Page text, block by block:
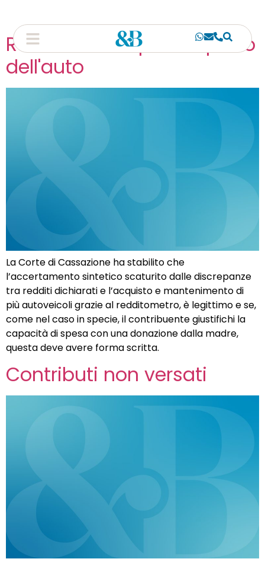
Redditometro per acquisto
dell'auto
La Corte di Cassazione ha stabilito che
l’accertamento sintetico scaturito dalle discrepanze
tra redditi dichiarati e l’acquisto e mantenimento di
più autoveicoli grazie al redditometro, è legittimo e se,
come nel caso in specie, il contribuente giustifichi la
capacità di spesa con una donazione dalla madre,
questa deve avere forma scritta.
Contributi non versati